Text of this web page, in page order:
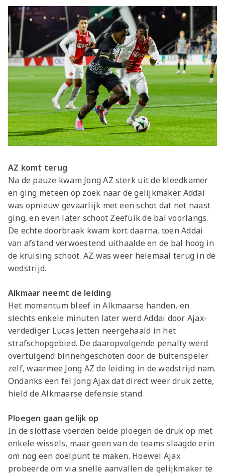
AZ komt terug
Na de pauze kwam Jong AZ sterk uit de kleedkamer
en ging meteen op zoek naar de gelijkmaker. Addai
was opnieuw gevaarlijk met een schot dat net naast
ging, en even later schoot Zeefuik de bal voorlangs.
De echte doorbraak kwam kort daarna, toen Addai
van afstand verwoestend uithaalde en de bal hoog in
de kruising schoot. AZ was weer helemaal terug in de
wedstrijd.
Alkmaar neemt de leiding
Het momentum bleef in Alkmaarse handen, en
slechts enkele minuten later werd Addai door Ajax-
verdediger Lucas Jetten neergehaald in het
strafschopgebied. De daaropvolgende penalty werd
overtuigend binnengeschoten door de buitenspeler
zelf, waarmee Jong AZ de leiding in de wedstrijd nam.
Ondanks een fel Jong Ajax dat direct weer druk zette,
hield de Alkmaarse defensie stand.
Ploegen gaan gelijk op
In de slotfase voerden beide ploegen de druk op met
enkele wissels, maar geen van de teams slaagde erin
om nog een doelpunt te maken. Hoewel Ajax
probeerde om via snelle aanvallen de gelijkmaker te